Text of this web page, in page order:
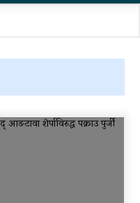
सुरुङमार्ग’
यस्तो छ…
सहकार्यमा, प्रदेशको
छ…